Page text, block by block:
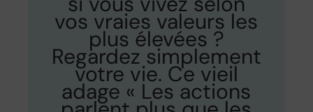
vos vraies valeurs les
plus élevées ?
Regardez simplement
votre vie. Ce vieil
adage « Les actions